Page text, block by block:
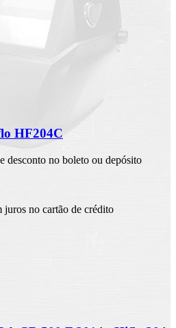
HF204C
desconto no boleto ou depósito
juros no cartão de crédito